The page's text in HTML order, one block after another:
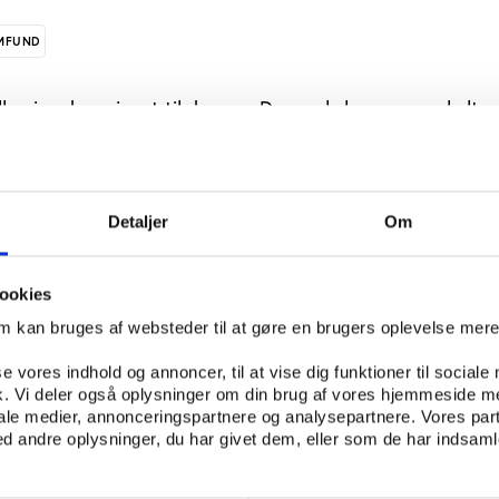
Detaljer Om
kan bruges af websteder til at gøre en brugers oplevelse mere
vores indhold og annoncer, til at vise dig funktioner til sociale
Vi deler også oplysninger om din brug af vores hjemmeside
medier, annonceringspartnere og analysepartnere. Vores
andre oplysninger, du har givet dem, eller som de har
give deres input til den nye Danmarkskanon, som
til, hvilke værdier, traditioner, bevægelser og
danske samfund positivt. Desuden bliver der på en
at diskutere den nye Danmarkskanon. Det gælder bl.a.
skal også have relevans for befolkningen i Danmark i
om vores kulturelle identitet, fordi den fortæller,